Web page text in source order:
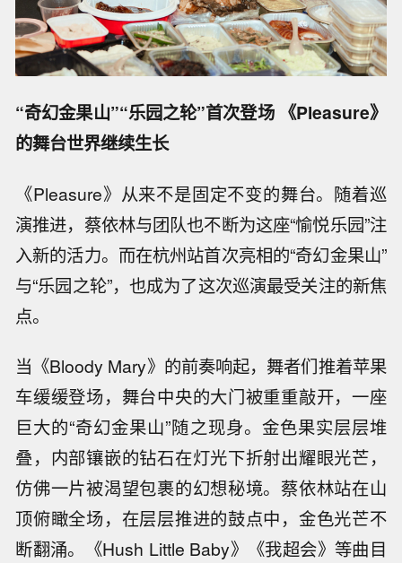
“奇幻金果山”“乐园之轮”首次登场 《Pleasure》
的舞台世界继续生长
《Pleasure》从来不是固定不变的舞台。随着巡
演推进，蔡依林与团队也不断为这座“愉悦乐园”注
入新的活力。而在杭州站首次亮相的“奇幻金果山”
与“乐园之轮”，也成为了这次巡演最受关注的新焦
点。
当《Bloody Mary》的前奏响起，舞者们推着苹果
车缓缓登场，舞台中央的大门被重重敲开，一座
巨大的“奇幻金果山”随之现身。金色果实层层堆
叠，内部镶嵌的钻石在灯光下折射出耀眼光芒，
仿佛一片被渴望包裹的幻想秘境。蔡依林站在山
顶俯瞰全场，在层层推进的鼓点中，金色光芒不
断翻涌。《Hush Little Baby》《我超会》等曲目